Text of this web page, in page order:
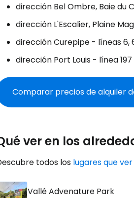
dirección Bel Ombre, Baie du
dirección L'Escalier, Plaine
dirección Curepipe - líneas 6,
dirección Port Louis - línea
Comparar precios de alquiler
ver en los
todos los lugares que
Vallé Advenature Park